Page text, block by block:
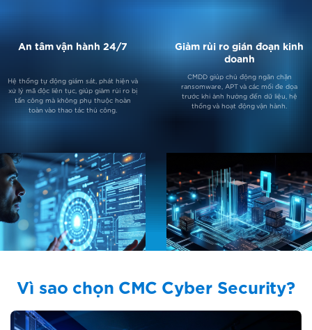
An tâm vận hành 24/7
Hệ thống tự động giám sát, phát hiện và
xử lý mã độc liên tục, giúp giảm rủi ro bị
tấn công mà không phụ thuộc hoàn
toàn vào thao tác thủ công.
Giảm rủi ro gián đoạn kinh
doanh
CMDD giúp chủ động ngăn chặn
ransomware, APT và các mối đe dọa
trước khi ảnh hưởng đến dữ liệu, hệ
thống và hoạt động vận hành.
Kiểm soát tập trung, giảm
tải cho IT
Vì sao chọn CMC Cyber Security?